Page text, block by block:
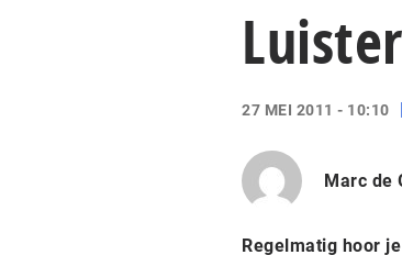
27 MEI 2011 - 10:10
Marc de
Regelmatig hoor